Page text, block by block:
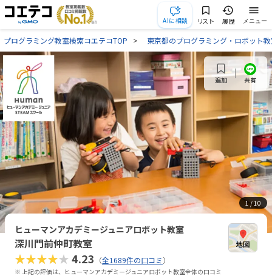
AIに相談 リスト 履歴 メニュー
プログラミング教室検索コエテコTOP 東京都のプログラミング・ロボット
1/ 10
追加 共有
ヒューマンアカデミージュニアロボット教室
深川門前仲町教室
★★★★★4.23 （全1689件の口コミ）
※ 上記の評価は、ヒューマンアカデミージュニアロボット教室全体の口コミ